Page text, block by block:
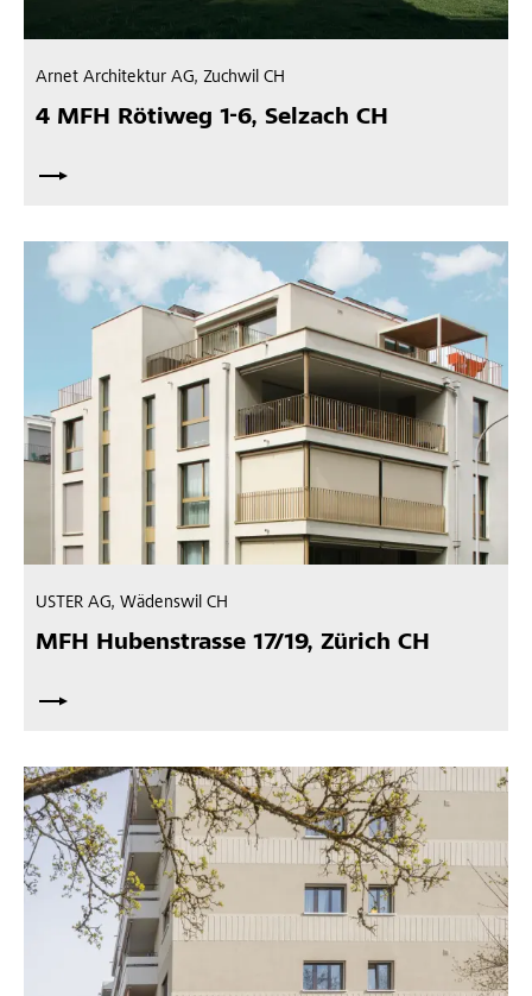
4 MFH Rötiweg 1-6, Selzach CH
Arnet Architektur AG, Zuchwil CH
MFH Hubenstrasse 17/19, Zürich CH
USTER AG, Wädenswil CH